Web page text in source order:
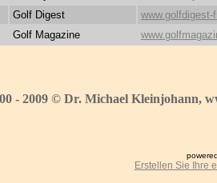
Golf Digest
www.golfdigest-
Golf Magazine
- 2009 © Dr. Michael Kleinjohann,
Erstellen Sie Ihre